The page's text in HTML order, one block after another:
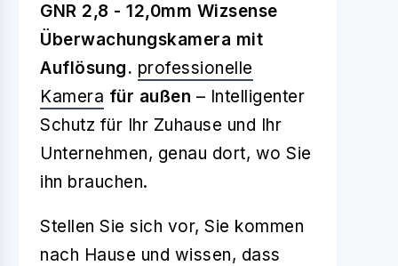
GNR 2,8 - 12,0mm Wizsense
Überwachungskamera mit
Auflösung. professionelle
Kamera für außen – Intelligenter
Schutz für Ihr Zuhause und Ihr
Unternehmen, genau dort, wo Sie
ihn brauchen.
Stellen Sie sich vor, Sie kommen
nach Hause und wissen, dass